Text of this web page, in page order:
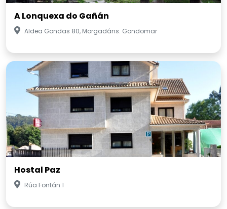
A Lonquexa do Gañán
Aldea Gondas 80, Morgadáns. Gondomar
Hostal Paz
Rúa Fontán 1